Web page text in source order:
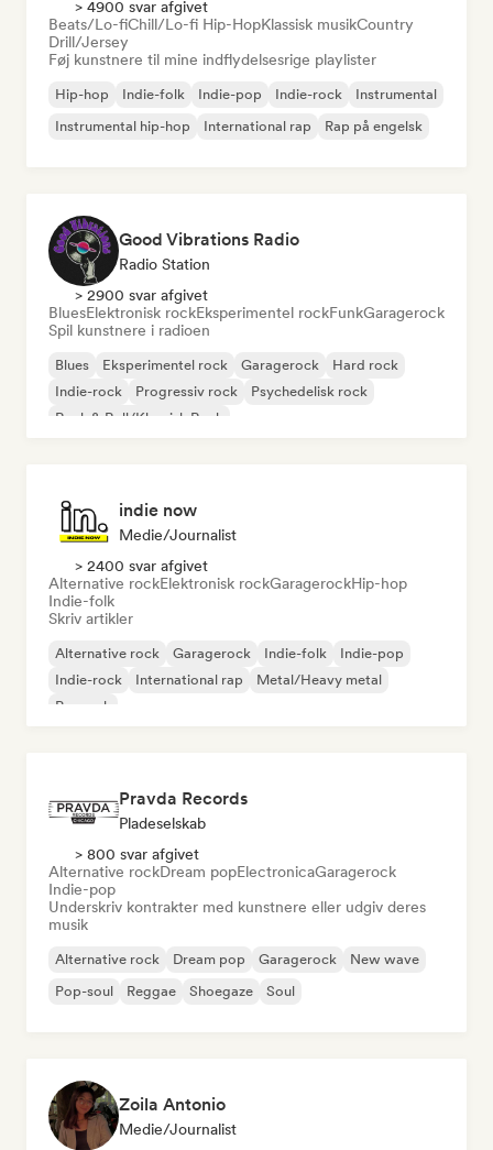
> 4900 svar afgivet
Beats/Lo-fiChill/Lo-fi Hip-HopKlassisk musikCountry
Drill/Jersey
Føj kunstnere til mine indflydelsesrige playlister
Hip-hop Indie-folk Indie-pop Indie-rock
Instrumental
Instrumental hip-hop
International rap Rap på engelsk
Good Vibrations Radio
Radio Station
> 2900 svar afgivet
BluesElektronisk rockEksperimentel rockFunkGaragerock
Spil kunstnere i radioen
Blues Eksperimentel rock Garagerock
Hard rock
Indie-rock
Progressiv rock
Psychedelisk rock
Rock & Roll/Klassisk Rock
indie now
Medie/journalist
> 2400 svar afgivet
Alternative rockElektronisk rockGaragerockHip-hop
Indie-folk
Skriv artikler
Alternative rock Garagerock Indie-folk
Indie-pop
Indie-rock
International rap
Metal/Heavy metal
Poprock
Pravda Records
Pladeselskab
> 800 svar afgivet
Alternative rockDream popElectronicaGaragerock
Indie-pop
Underskriv kontrakter med kunstnere eller udgiv deres
musik
Alternative rock Dream pop Garagerock
New wave
Pop-soul
Reggae Shoegaze Soul
Zoila Antonio
Medie/journalist